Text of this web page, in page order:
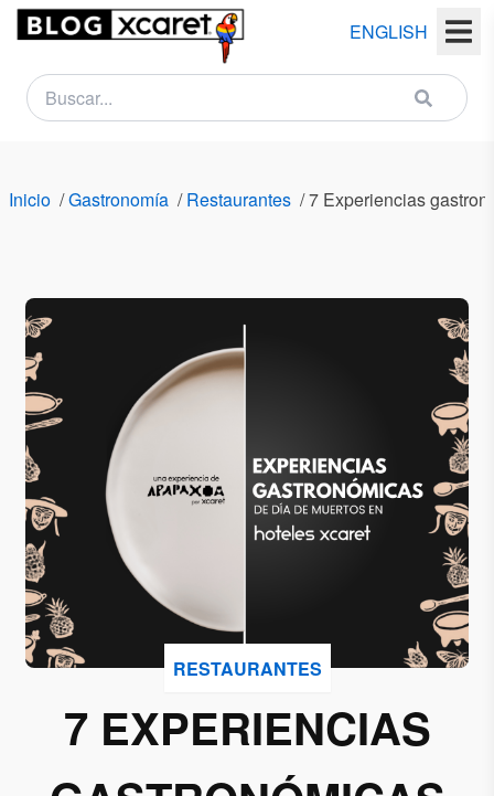
ENGLISH
Inicio /Gastronomía /Restaurantes /7 Experiencias
RESTAURANTES
7 EXPERIENCIAS
NEWSLETTER
Nombre
(s)
Email
País
Acepto
correos
de
Grupo
Xcaret
Otorgo mi
para